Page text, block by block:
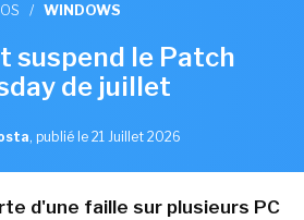
OS / WINDOWS
suspend le Patch
de juillet
, publié le 21 Juillet 2026
d'une faille sur plusieurs PC